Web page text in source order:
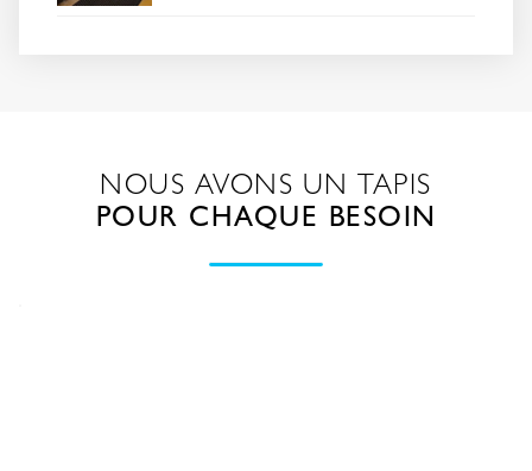
NOUS AVONS UN TAPIS
POUR CHAQUE BESOIN